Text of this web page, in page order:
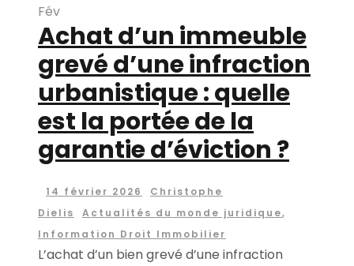
Fév
Achat d’un immeuble
grevé d’une infraction
urbanistique : quelle
est la portée de la
garantie d’éviction ?
14 février 2026
Christophe
Dielis
Actualités du monde juridique,
Information Droit Immobilier
L’achat d’un bien grevé d’une infraction